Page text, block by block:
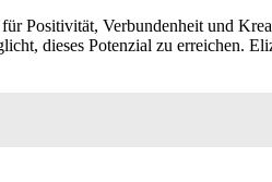
Positivität, Verbundenheit und
dieses Potenzial zu erreichen.